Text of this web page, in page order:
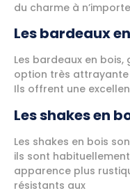
du charme à
Les bardeaux
Les bardeaux en
option très
Ils offrent une
Les shakes en
Les shakes en bois
ils sont
apparence plus
résistants aux